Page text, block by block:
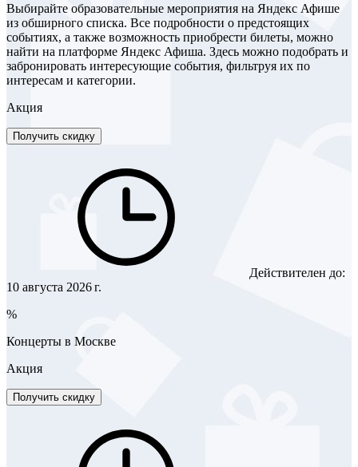
Выбирайте образовательные мероприятия на Яндекс Афише
из обширного списка. Все подробности о предстоящих
событиях, а также возможность приобрести билеты, можно
найти на платформе Яндекс Афиша. Здесь можно подобрать и
забронировать интересующие события, фильтруя их по
интересам и категории.
Акция
Получить скидку
Действителен до:
10 августа 2026 г.
%
Концерты в Москве
Акция
Получить скидку